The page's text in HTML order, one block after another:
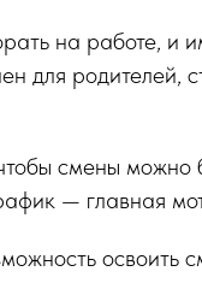
на работе, и
для родителей,
смены можно
— главная